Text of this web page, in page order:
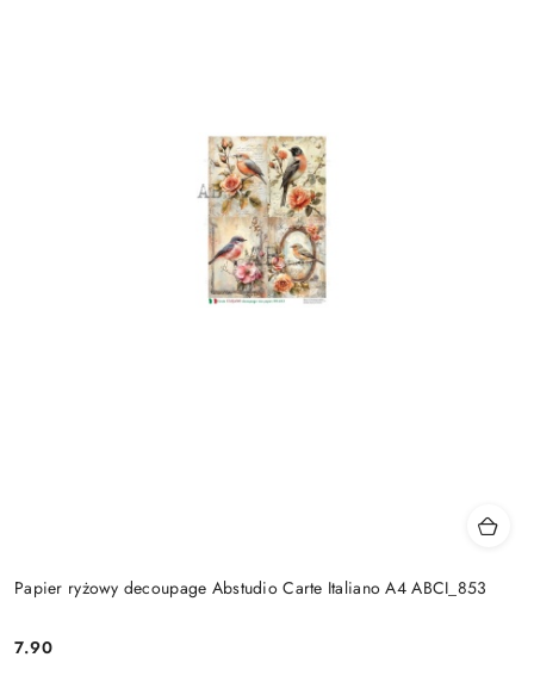
Papier ryżowy decoupage Abstudio Carte Italiano A4 ABCI_853
Cena:
7.90